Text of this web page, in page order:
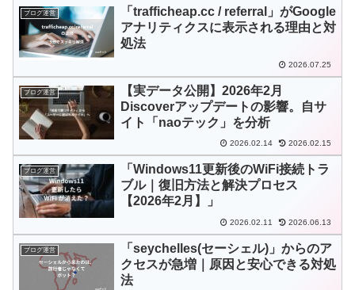
ブログ運営
「trafficheap.cc / referral」がGoogle
アナリティクスに表示される理由と対
処法
2026.07.25
ブログ運営
【実データ公開】2026年2月
Discoverアップデートの影響。自サ
イト「naoテック」を分析
2026.02.14 2026.02.15
ブログ運営
「Windows11更新後のWiFi接続トラ
ブル｜復旧方法と解決プロセス
【2026年2月】」
2026.02.11 2026.06.13
ブログ運営
「seychelles(セーシェル)」からのア
クセスが急増｜原因と安心できる対処
法